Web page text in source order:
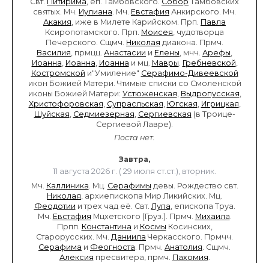
святых. Мч. Иулиана. Мч. Евстафия Анкирского. Мч.
Акакия, иже в Милете Карийском. Прп. Павла
Ксиропотамского. Прп. Моисея, чудотворца
Печерского. Сщмч. Николая диакона. Прмч.
Василия, прмцц. Анастасии и Елены, мчч. Арефы,
Иоанна, Иоанна, Иоанна и мц. Мавры. Гребневской,
Костромской и"Умиление" Серафимо-Дивеевской
икон Божией Матери. Чтимые списки со Смоленской
иконы Божией Матери: Устюженская, Выдропусская,
Христофоровская, Супрасльская, Югская, Игрицкая,
Шуйская, Седмиезерная, Сергиевская (в Троице-
Сергиевой Лавре).
Поста нет.
Завтра,
11 августа 2026 г. ( 29 июля ст.ст.), вторник.
Мч. Каллиника. Мц. Серафимы девы. Рождество свт.
Николая, архиепископа Мир Ликийских. Мц.
Феодотии и трех чад её. Свт. Лупа, епископа Труа.
Мч. Евстафия Мцхетского (Груз.). Прмч. Михаила.
Прпп. Константина и Космы Косинских,
Старорусских. Мч. Даниила Черкасского. Прмчч.
Серафима и Феогноста. Прмч. Анатолия. Сщмч.
Алексия пресвитера, прмч. Пахомия.